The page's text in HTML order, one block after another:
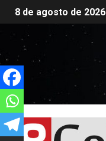
8 de agosto de 2026